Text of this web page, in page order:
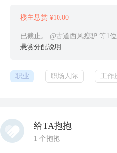
楼主悬赏 ¥10.00
已截止。 @古道西风瘦驴 等1
悬赏分配说明
职业 职场人际 工作
给TA抱抱
1 个抱抱